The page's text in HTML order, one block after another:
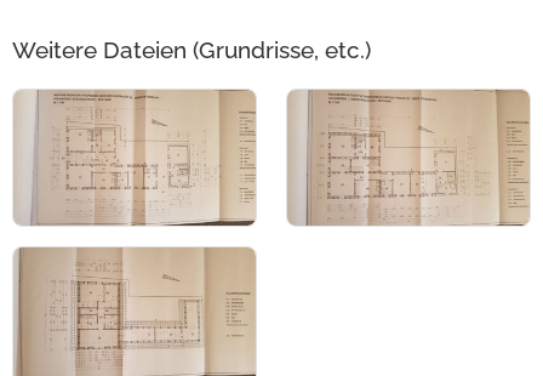
Weitere Dateien (Grundrisse, etc.)